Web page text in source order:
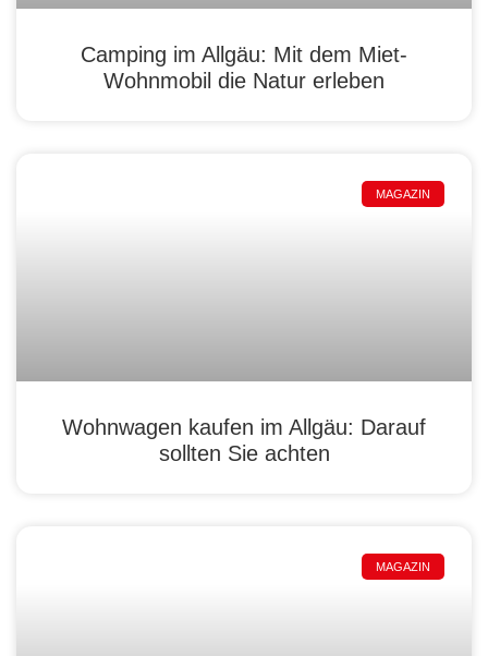
Camping im Allgäu: Mit dem Miet-
Wohnmobil die Natur erleben
MAGAZIN
Wohnwagen kaufen im Allgäu: Darauf
sollten Sie achten
MAGAZIN